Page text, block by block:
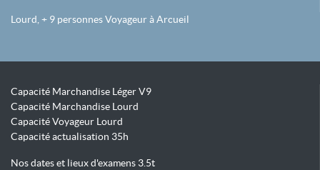
Lourd, + 9 personnes Voyageur à Arcueil
Capacité Marchandise Léger V9
Capacité Marchandise Lourd
Capacité Voyageur Lourd
Capacité actualisation 35h
Nos dates et lieux d'examens 3.5t